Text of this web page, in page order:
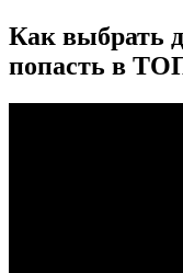
Как выбрать
попасть в